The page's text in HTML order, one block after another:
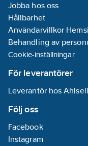
Jobba hos oss
Hållbarhet
Användarvillkor
Behandling av
Cookie-inställningar
För leverantörer
Leverantör hos Ahlsell
Följ oss
Facebook
Instagram